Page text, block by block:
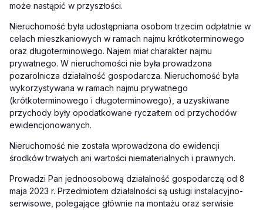
może nastąpić w przyszłości.
Nieruchomość była udostępniana osobom trzecim odpłatnie w
celach mieszkaniowych w ramach najmu krótkoterminowego
oraz długoterminowego. Najem miał charakter najmu
prywatnego. W nieruchomości nie była prowadzona
pozarolnicza działalność gospodarcza. Nieruchomość była
wykorzystywana w ramach najmu prywatnego
(krótkoterminowego i długoterminowego), a uzyskiwane
przychody były opodatkowane ryczałtem od przychodów
ewidencjonowanych.
Nieruchomość nie została wprowadzona do ewidencji
środków trwałych ani wartości niematerialnych i prawnych.
Prowadzi Pan jednoosobową działalność gospodarczą od 8
maja 2023 r. Przedmiotem działalności są usługi instalacyjno-
serwisowe, polegające głównie na montażu oraz serwisie